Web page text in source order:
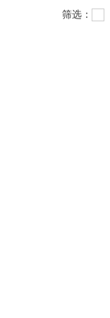
筛选：